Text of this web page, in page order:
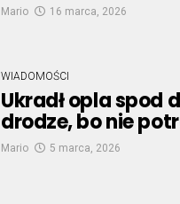
Mario 16 marca, 2026
WIADOMOŚCI
Ukradł opla spod
drodze, bo nie
Mario 5 marca, 2026